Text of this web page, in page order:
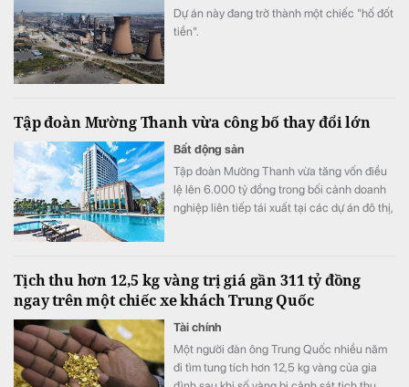
Dự án này đang trở thành một chiếc "hố đốt
tiền".
Tập đoàn Mường Thanh vừa công bố thay đổi lớn
Bất động sản
Tập đoàn Mường Thanh vừa tăng vốn điều
lệ lên 6.000 tỷ đồng trong bối cảnh doanh
nghiệp liên tiếp tái xuất tại các dự án đô thị,
Tịch thu hơn 12,5 kg vàng trị giá gần 311 tỷ đồng
ngay trên một chiếc xe khách Trung Quốc
Tài chính
Một người đàn ông Trung Quốc nhiều năm
đi tìm tung tích hơn 12,5 kg vàng của gia